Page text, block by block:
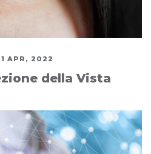
APR, 2022
della Vista